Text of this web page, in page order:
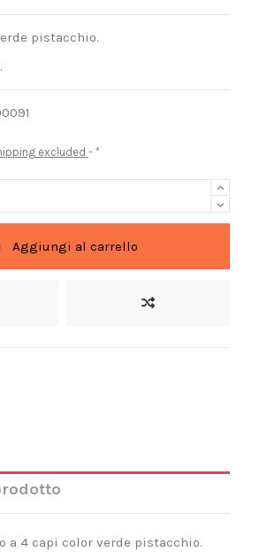
pistacchio.
excluded *
Aggiungi al carrello
a 4 capi color verde pistacchio.